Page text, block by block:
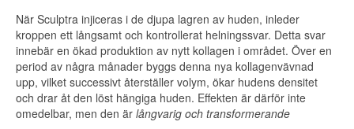
När Sculptra injiceras i de djupa lagren av huden, inleder
kroppen ett långsamt och kontrollerat helningssvar. Detta svar
innebär en ökad produktion av nytt kollagen i området. Över en
period av några månader byggs denna nya kollagenvävnad
upp, vilket successivt återställer volym, ökar hudens densitet
och drar åt den löst hängiga huden. Effekten är därför inte
omedelbar, men den är långvarig och transformerande